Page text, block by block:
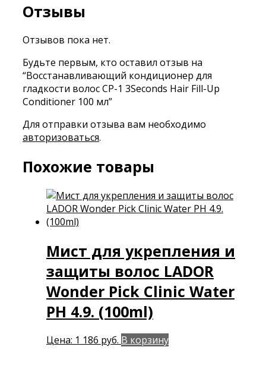
Отзывы
Отзывов пока нет.
Будьте первым, кто оставил отзыв на
“Восстанавливающий кондиционер для
гладкости волос CP-1 3Seconds Hair Fill-Up
Conditioner 100 мл”
Для отправки отзыва вам необходимо
авторизоваться.
Похожие товары
Мист для укрепления и
защиты волос LADOR
Wonder Pick Clinic Water
PH 4.9. (100ml)
Цена: 1 186 руб. В корзину